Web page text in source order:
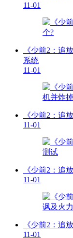
11-01
《少前2：追
系统
11-01
《少前2：追
11-01
《少前2：追
11-01
《少前2：追
11-01